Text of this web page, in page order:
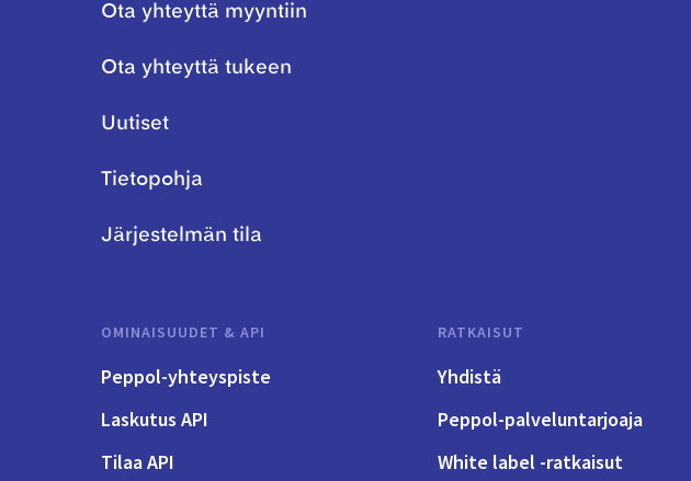
Ota yhteyttä myyntiin
Ota yhteyttä tukeen
Uutiset
Tietopohja
Järjestelmän tila
OMINAISUUDET & API
Peppol-yhteyspiste
Laskutus API
Tilaa API
RATKAISUT
Yhdistä
Peppol-palveluntarjoaja
White label -ratkaisut